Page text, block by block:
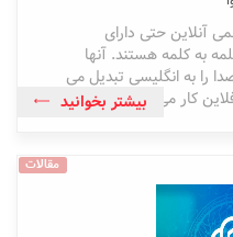
آنلاین حتی دارای
به کلمه هستند. آنها
را به انگلیسی تبدیل می
کار می کنند!بیشتر بخوانید
مقالات